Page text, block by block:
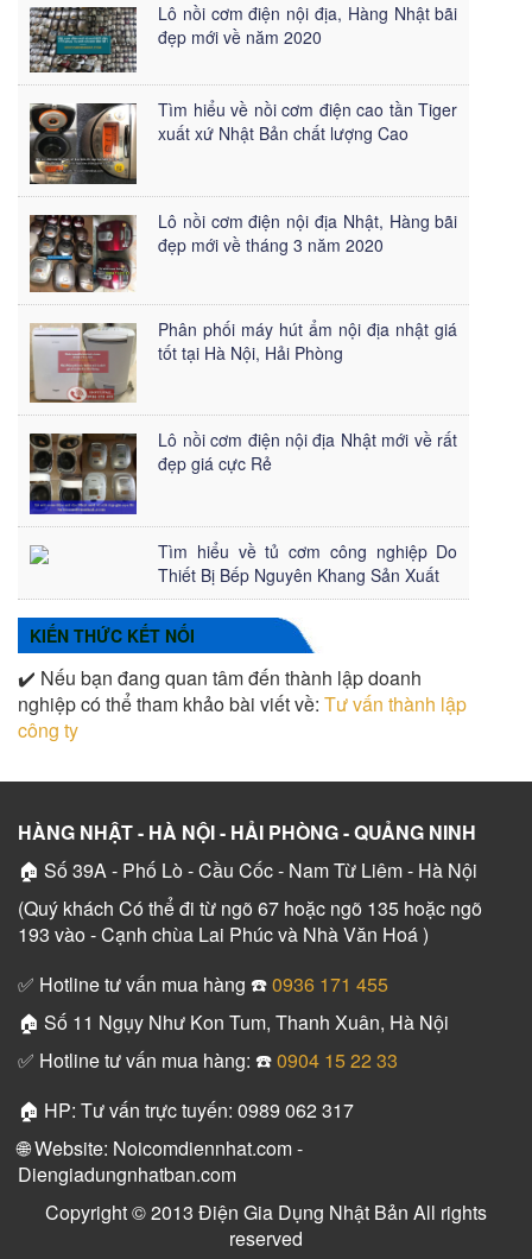
Lô nồi cơm điện nội địa, Hàng Nhật bãi
đẹp mới về năm 2020
Tìm hiểu về nồi cơm điện cao tần Tiger
xuất xứ Nhật Bản chất lượng Cao
Lô nồi cơm điện nội địa Nhật, Hàng bãi
đẹp mới về tháng 3 năm 2020
Phân phối máy hút ẩm nội địa nhật giá
tốt tại Hà Nội, Hải Phòng
Lô nồi cơm điện nội địa Nhật mới về rất
đẹp giá cực Rẻ
Tìm hiểu về tủ cơm công nghiệp Do
Thiết Bị Bếp Nguyên Khang Sản Xuất
KIẾN THỨC KẾT NỐI
✔️ Nếu bạn đang quan tâm đến thành lập doanh
nghiệp có thể tham khảo bài viết về: Tư vấn thành lập
công ty
HÀNG NHẬT - HÀ NỘI - HẢI PHÒNG - QUẢNG NINH
🏠 Số 39A - Phố Lò - Cầu Cốc - Nam Từ Liêm - Hà Nội
(Quý khách Có thể đi từ ngõ 67 hoặc ngõ 135 hoặc ngõ
193 vào - Cạnh chùa Lai Phúc và Nhà Văn Hoá )
✅ Hotline tư vấn mua hàng ☎️0936 171 455
🏠 Số 11 Ngụy Như Kon Tum, Thanh Xuân, Hà Nội
✅ Hotline tư vấn mua hàng: ☎️0904 15 22 33
🏠 HP: Tư vấn trực tuyến: 0989 062 317
🌐 Website: Noicomdiennhat.com -
Diengiadungnhatban.com
Copyright © 2013 Điện Gia Dụng Nhật Bản All rights
reserved